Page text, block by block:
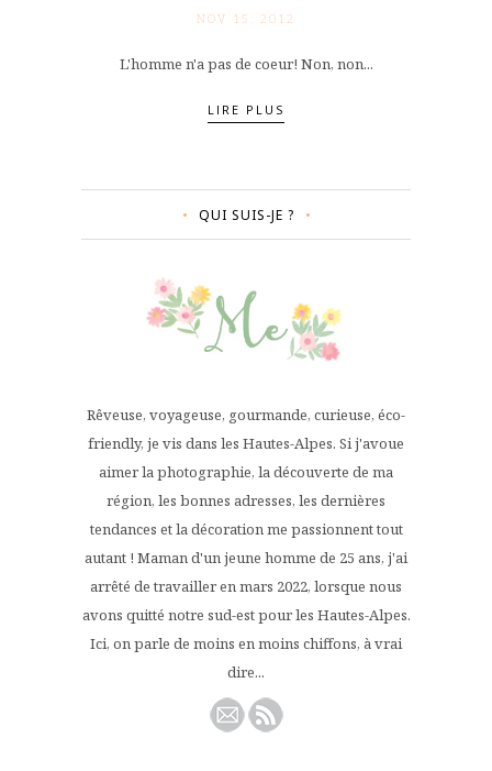
NOV 15. 2012
L'homme n'a pas de coeur! Non, non...
LIRE PLUS
QUI SUIS-JE ?
Rêveuse, voyageuse, gourmande, curieuse, éco-
friendly, je vis dans les Hautes-Alpes. Si j'avoue
aimer la photographie, la découverte de ma
région, les bonnes adresses, les dernières
tendances et la décoration me passionnent tout
autant ! Maman d'un jeune homme de 25 ans, j'ai
arrêté de travailler en mars 2022, lorsque nous
avons quitté notre sud-est pour les Hautes-Alpes.
Ici, on parle de moins en moins chiffons, à vrai
dire...